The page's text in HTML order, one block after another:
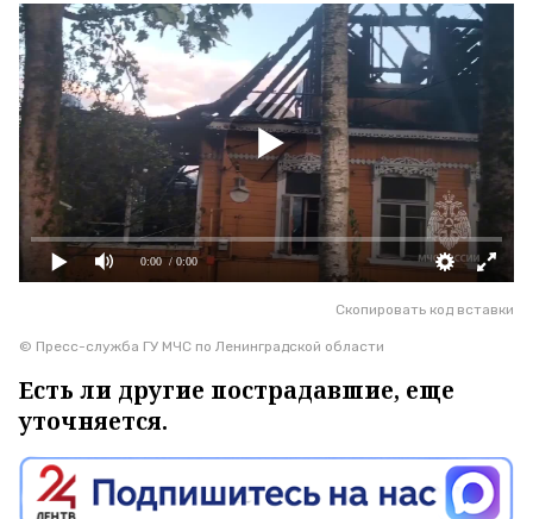
0:00 / 0:00
Скопировать код вставки
© Пресс-служба ГУ МЧС по Ленинградской области
Есть ли другие пострадавшие, еще
уточняется.